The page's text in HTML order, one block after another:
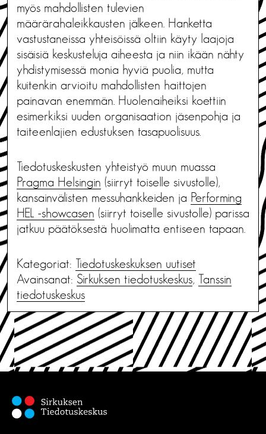
myös mahdollisten tulevien
määrärahaleikkausten jälkeen. Hanketta
vastustaneissa yhteisöissä oltiin käyty laajoja
sisäisiä keskusteluja aiheesta ja niin ikään nähty
yhdistymisessä monia hyviä puolia, mutta
kuitenkin arvioitu mahdollisten haittojen
painavan enemmän. Huolenaiheiksi koettiin
esimerkiksi uuden organisaation jäsenpohja ja
taiteenlajien edustuksen tasapuolisuus.
Tiedotuskeskusten yhteistyö muun muassa
Pragma Helsingin (siirryt toiselle sivustolle),
kansainvälisten messuhankkeiden ja Performing
HEL -showcasen (siirryt toiselle sivustolle) parissa
jatkuu päätöksestä huolimatta entiseen tapaan.
Kategoriat: Tiedotus­keskuksen uutiset
Avainsanat: Sirkuksen tiedotuskeskus, Tanssin
tiedotuskeskus